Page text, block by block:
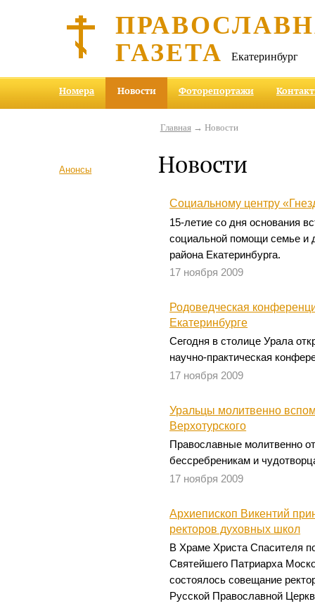
ГАЗЕТА Екатеринбург
Номера Новости Фоторепортажи
Анонсы
Главная→ Новости
Новости
Социальному центру
15-летие со дня основания
социальной помощи семье и
района Екатеринбурга.
17 ноября 2009
Родоведческая
Екатеринбурге
Сегодня в столице Урала
научно-практическая
17 ноября 2009
Уральцы молитвенно
Верхотурского
Православные молитвенно
бессребреникам и
17 ноября 2009
Архиепископ Викентий
ректоров духовных школ
В Храме Христа Спасителя
Святейшего Патриарха
состоялось совещание
Русской Православной